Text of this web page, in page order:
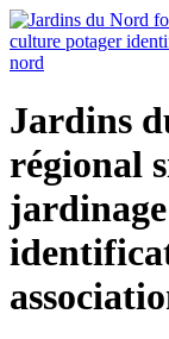
Jardins
régional